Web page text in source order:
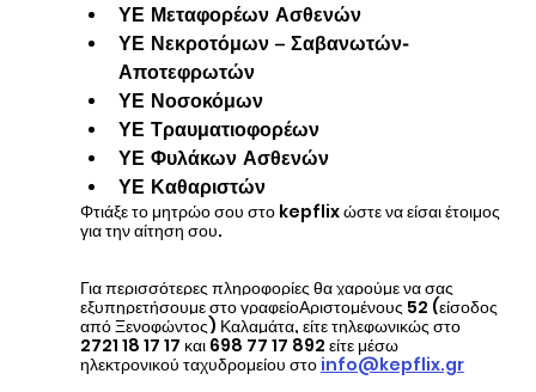
ΥΕ Μεταφορέων Ασθενών
ΥΕ Νεκροτόμων – Σαβανωτών-
Αποτεφρωτών
ΥΕ Νοσοκόμων
ΥΕ Τραυματιοφορέων
ΥΕ Φυλάκων Ασθενών
ΥΕ Καθαριστών
Φτιάξε το μητρώο σου στο kepflix ώστε να είσαι έτοιμος
για την αίτηση σου.
Για περισσότερες πληροφορίες θα χαρούμε να σας
εξυπηρετήσουμε στο γραφείοΑριστομένους 52 (είσοδος
από Ξενοφώντος) Καλαμάτα, είτε τηλεφωνικώς στο
2721 18 17 17 και 698 77 17 892 είτε μέσω
ηλεκτρονικού ταχυδρομείου στο info@kepflix.gr